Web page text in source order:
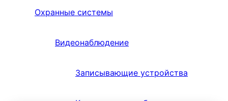
Охранные системы
Видеонаблюдение
Записывающие устройства